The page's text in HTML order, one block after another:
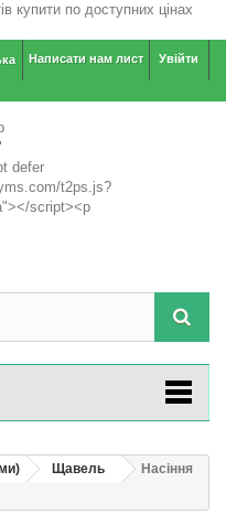
Увійти
Написати нам лист
Щавель
Насіння